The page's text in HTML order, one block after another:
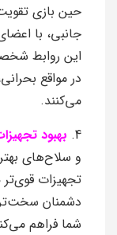
حین بازی
جانبی، با
این روابط
در مواقع
می‌کنند.
4. بهبود
و سلاح‌های
تجهیزات قوی‌تر
دشمنان سخت‌تر
شما فراهم